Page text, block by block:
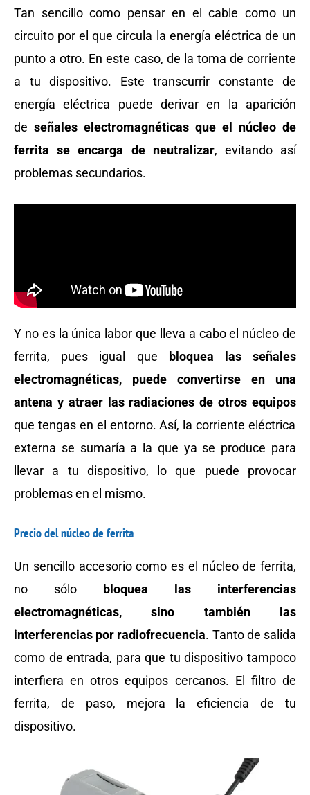
Tan sencillo como pensar en el cable como un
circuito por el que circula la energía eléctrica de un
punto a otro. En este caso, de la toma de corriente
a tu dispositivo. Este transcurrir constante de
energía eléctrica puede derivar en la aparición
de señales electromagnéticas que el núcleo de
ferrita se encarga de neutralizar, evitando así
problemas secundarios.
Y no es la única labor que lleva a cabo el núcleo de
ferrita, pues igual que
bloquea las señales
electromagnéticas, puede convertirse en una
antena y atraer las radiaciones de otros equipos
que tengas en el entorno. Así, la corriente eléctrica
externa se sumaría a la que ya se produce para
llevar a tu dispositivo, lo que puede provocar
problemas en el mismo.
Precio del núcleo de ferrita
Un sencillo accesorio como es el núcleo de ferrita,
no sólo
bloquea las interferencias
electromagnéticas, sino también las
interferencias por radiofrecuencia. Tanto de salida
como de entrada, para que tu dispositivo tampoco
interfiera en otros equipos cercanos. El filtro de
ferrita, de paso, mejora la eficiencia de tu
dispositivo.